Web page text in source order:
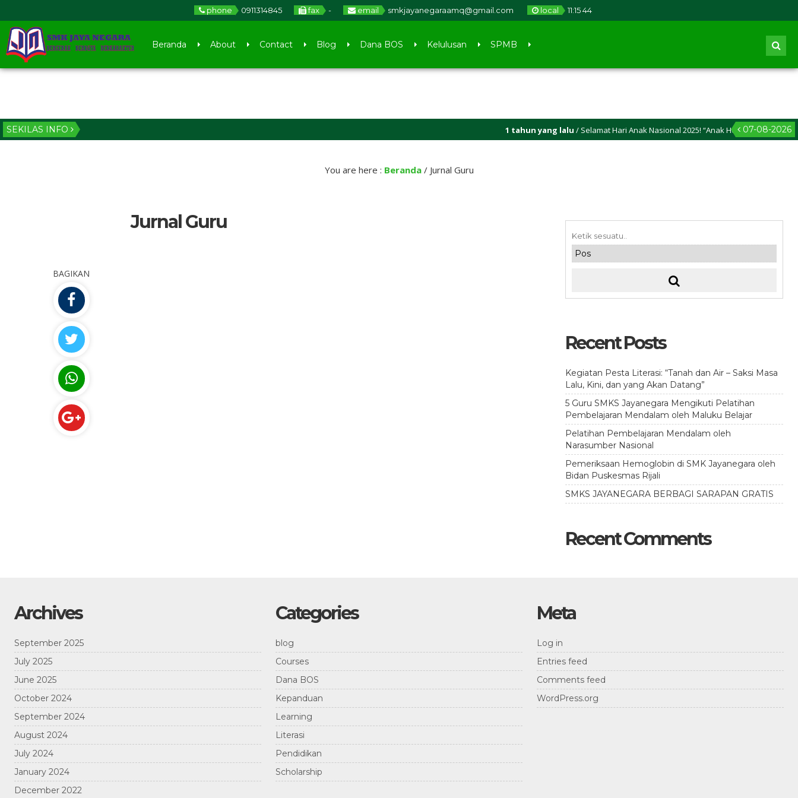
phone 0911314845 fax - email smkjayanegaraamq@gmail.com local 11:15 45
Beranda About Contact Blog Dana BOS Kelulusan SPMB
SEKILAS INFO 07-08-2026
1 tahun yang lalu/ Selamat Hari Anak Nasional 2025! “Anak Hebat, Indonesia Kuat
You are here : Beranda/ Jurnal Guru
Jurnal Guru
BAGIKAN
Recent Posts
Kegiatan Pesta Literasi: “Tanah dan Air – Saksi Masa
Lalu, Kini, dan yang Akan Datang”
5 Guru SMKS Jayanegara Mengikuti Pelatihan
Pembelajaran Mendalam oleh Maluku Belajar
Pelatihan Pembelajaran Mendalam oleh
Narasumber Nasional
Pemeriksaan Hemoglobin di SMK Jayanegara oleh
Bidan Puskesmas Rijali
SMKS JAYANEGARA BERBAGI SARAPAN GRATIS
Recent Comments
Archives
September 2025
July 2025
June 2025
October 2024
September 2024
August 2024
July 2024
January 2024
December 2022
Categories
blog
Courses
Dana BOS
Kepanduan
Learning
Literasi
Pendidikan
Scholarship
Meta
Log in
Entries feed
Comments feed
WordPress.org